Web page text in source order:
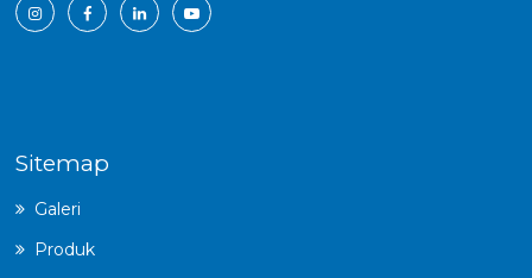
Sitemap
Galeri
Produk